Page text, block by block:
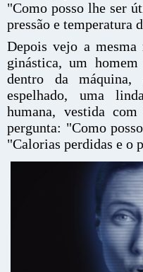
"Como posso lhe ser
pressão e temperatura
Depois vejo a mesma
ginástica, um
dentro da máquina,
espelhado, uma
humana, vestida
pergunta: "Como
"Calorias perdidas e o